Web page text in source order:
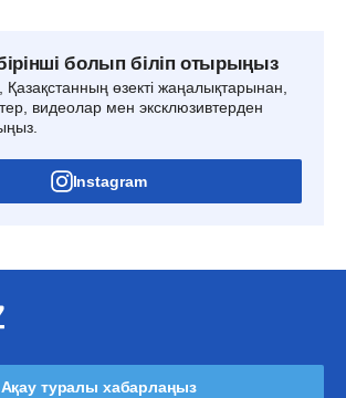
болып біліп отырыңыз
Қазақстанның өзекті жаңалықтарынан,
видеолар мен эксклюзивтерден
Instagram
Ақау туралы хабарлаңыз